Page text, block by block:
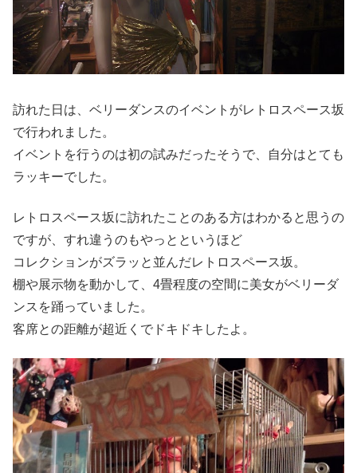
訪れた日は、ベリーダンスのイベントがレトロスペース坂
で行われました。
イベントを行うのは初の試みだったそうで、自分はとても
ラッキーでした。
レトロスペース坂に訪れたことのある方はわかると思うの
ですが、すれ違うのもやっとというほど
コレクションがズラッと並んだレトロスペース坂。
棚や展示物を動かして、4畳程度の空間に美女がベリーダ
ンスを踊っていました。
客席との距離が超近くでドキドキしたよ。